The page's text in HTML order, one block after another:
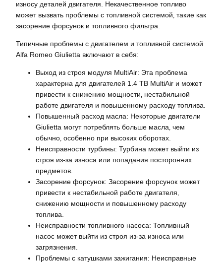
износу деталей двигателя. Некачественное топливо
может вызвать проблемы с топливной системой‚ такие как
засорение форсунок и топливного фильтра.
Типичные проблемы с двигателем и топливной системой
Alfa Romeo Giulietta включают в себя:
Выход из строя модуля MultiAir: Эта проблема
характерна для двигателей 1.4 TB MultiAir и может
привести к снижению мощности‚ нестабильной
работе двигателя и повышенному расходу топлива.
Повышенный расход масла: Некоторые двигатели
Giulietta могут потреблять больше масла‚ чем
обычно‚ особенно при высоких оборотах.
Неисправности турбины: Турбина может выйти из
строя из-за износа или попадания посторонних
предметов.
Засорение форсунок: Засорение форсунок может
привести к нестабильной работе двигателя‚
снижению мощности и повышенному расходу
топлива.
Неисправности топливного насоса: Топливный
насос может выйти из строя из-за износа или
загрязнения.
Проблемы с катушками зажигания: Неисправные